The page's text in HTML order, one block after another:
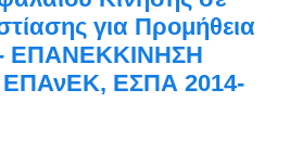
για Προμήθεια
ΕΠΑΝΕΚΚΙΝΗΣΗ
ΕΠΑνΕΚ, ΕΣΠΑ 2014-